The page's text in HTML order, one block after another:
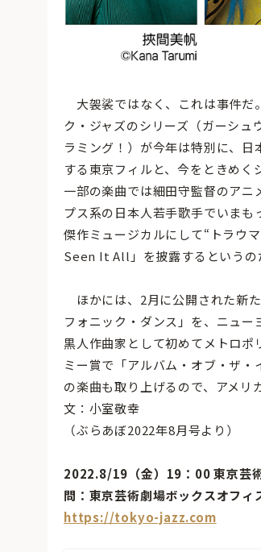
大袈裟ではなく、これは事件だ
ク・ジャズのシリーズ（ガーシ
ラミング！）が今年は特別に、
する東京フィルと、今をときめく
一部の楽曲では細田守監督のア
プス系の日本人若手歌手でいま
傑作ミュージカルにして“トラウ
Seen It All」を披露するというの
ほかには、2月に公開された新
フォニック・ダンス」を、ニュー
黒人作曲家として初めてメトロ
ミー賞で「アルバム・オブ・ザ
の楽曲も取り上げるので、アメリ
文：小室敬幸
（ぶらあぼ2022年8月号より）
2022.8/19（金）19：00 東京芸
問：東京芸術劇場ボックスオフ
https://tokyo-jazz.com